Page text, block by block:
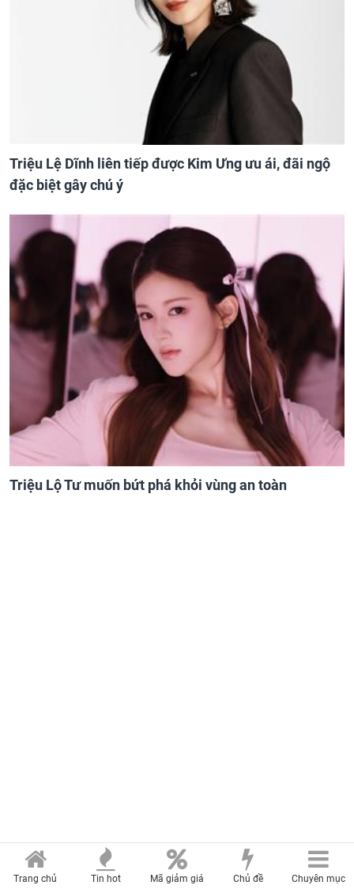
Triệu Lệ Dĩnh liên tiếp được Kim Ưng ưu ái, đãi ngộ
đặc biệt gây chú ý
Triệu Lộ Tư muốn bứt phá khỏi vùng an toàn
Trang chủ Tin hot Mã giảm giá Chủ đề Chuyên mục